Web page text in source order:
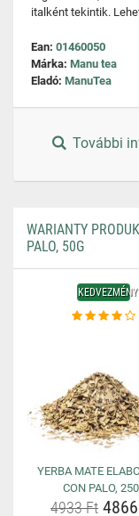
italként tekintik.
Ean: 01460050
Márka: Manu tea
Eladó: ManuTea
További
WARIANTY
PALO, 50G
KEDVEZMÉNY
YERBA MATE
CON PALO,
4933 Ft